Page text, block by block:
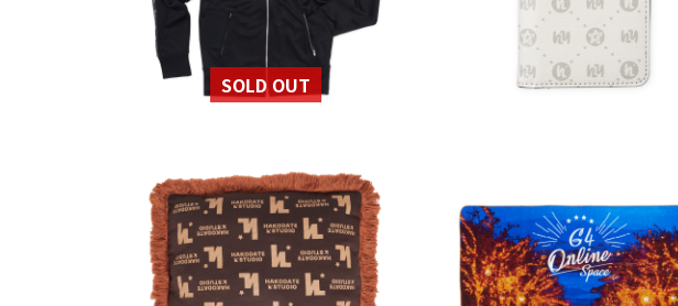
各￥12,000（税込）
SOLD OUT
￥4,000（税込）
TERU その他
HAKODATE STUDIOフリ
ンジクッション
G4 Online Space その他
八幡坂ビッグタオル